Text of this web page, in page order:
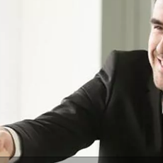
test
del Agua